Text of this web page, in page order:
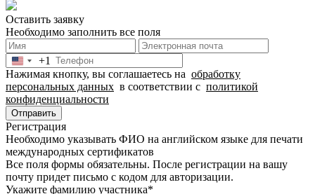
Оставить заявку
Необходимо заполнить все поля
United
States
+1
+1
Нажимая кнопку, вы соглашаетесь на обработку
персональных данных в соответствии с политикой
конфиденциальности
Отправить
Регистрация
Необходимо указывать ФИО на английском языке для печати
международных сертификатов
Все поля формы обязательны. После регистрации на вашу
почту придет письмо c кодом для авторизации.
Укажите фамилию участника*